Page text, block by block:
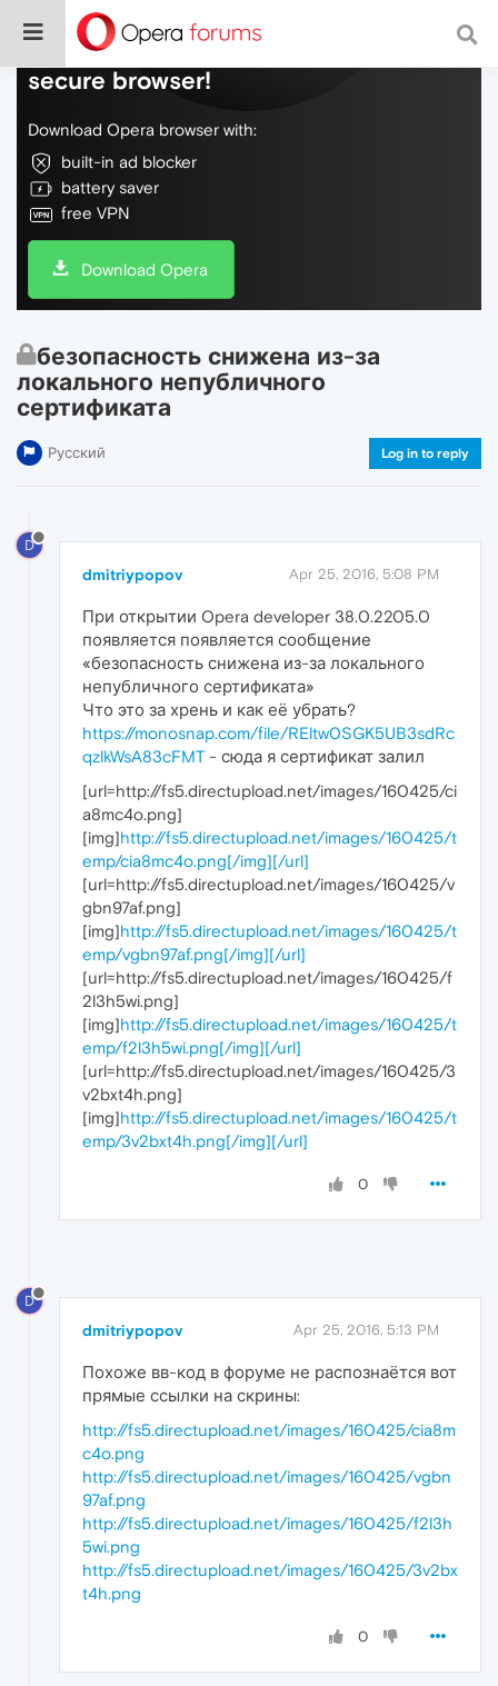
Do more on the web, with a fast and
secure browser!
Download Opera browser with:
built-in ad blocker
battery saver
free VPN
Download Opera
безопасность снижена из-за
локального непубличного
сертификата
Русский Log in to reply
D
dmitriypopov Apr 25, 2016, 5:08 PM
При открытии Opera developer 38.0.2205.0
появляется появляется сообщение
«безопасность снижена из-за локального
непубличного сертификата»
Что это за хрень и как её убрать?
https://monosnap.com/file/REltw0SGK5UB3sdRc
qzlkWsA83cFMT - сюда я сертификат залил
[url=http://fs5.directupload.net/images/160425/ci
a8mc4o.png]
[img]http://fs5.directupload.net/images/160425/t
emp/cia8mc4o.png[/img][/url]
[url=http://fs5.directupload.net/images/160425/v
gbn97af.png]
[img]http://fs5.directupload.net/images/160425/t
emp/vgbn97af.png[/img][/url]
[url=http://fs5.directupload.net/images/160425/f
2l3h5wi.png]
[img]http://fs5.directupload.net/images/160425/t
emp/f2l3h5wi.png[/img][/url]
[url=http://fs5.directupload.net/images/160425/3
v2bxt4h.png]
[img]http://fs5.directupload.net/images/160425/t
emp/3v2bxt4h.png[/img][/url]
0
D
dmitriypopov Apr 25, 2016, 5:13 PM
Похоже вв-код в форуме не распознаётся вот
прямые ссылки на скрины:
http://fs5.directupload.net/images/160425/cia8m
c4o.png
http://fs5.directupload.net/images/160425/vgbn
97af.png
http://fs5.directupload.net/images/160425/f2l3h
5wi.png
http://fs5.directupload.net/images/160425/3v2bx
t4h.png
0